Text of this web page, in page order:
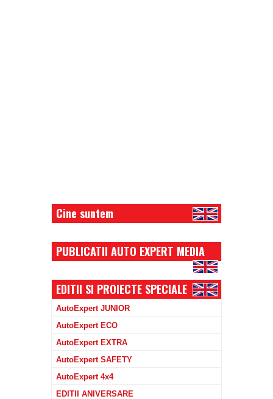
Cine suntem
PUBLICATII AUTO EXPERT MEDIA
EDITII SI PROIECTE SPECIALE
AutoExpert JUNIOR
AutoExpert ECO
AutoExpert EXTRA
AutoExpert SAFETY
AutoExpert 4x4
EDITII ANIVERSARE